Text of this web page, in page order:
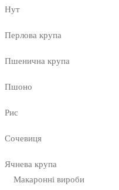
Нут
Перлова крупа
Пшенична крупа
Пшоно
Рис
Сочевиця
Ячнева крупа
Макаронні вироби